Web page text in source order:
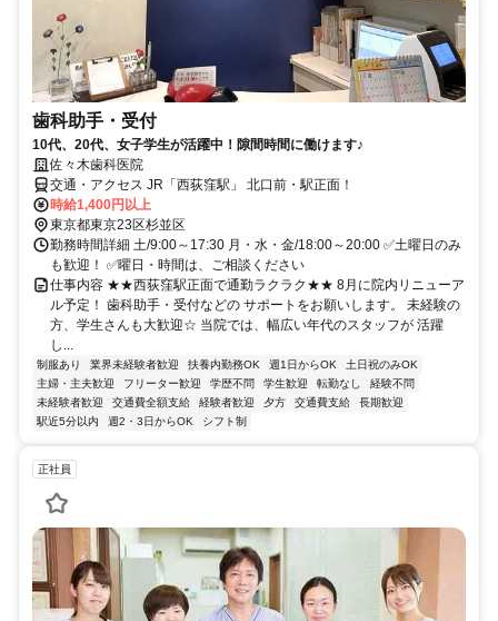
歯科助手・受付
10代、20代、女子学生が活躍中！隙間時間に働けます♪
佐々木歯科医院
交通・アクセス JR「西荻窪駅」 北口前・駅正面！
時給1,400円以上
東京都東京23区杉並区
勤務時間詳細 土/9:00～17:30 月・水・金/18:00～20:00 ✅土曜日のみ
も歓迎！ ✅曜日・時間は、ご相談ください
仕事内容 ★★西荻窪駅正面で通勤ラクラク★★ 8月に院内リニューア
ル予定！ 歯科助手・受付などの サポートをお願いします。 未経験の
方、学生さんも大歓迎☆ 当院では、幅広い年代のスタッフが 活躍
し...
制服あり 業界未経験者歓迎 扶養内勤務OK 週1日からOK
土日祝のみOK
主婦・主夫歓迎
フリーター歓迎 学歴不問 学生歓迎 転勤なし
経験不問
未経験者歓迎
交通費全額支給 経験者歓迎 夕方 交通費支給
長期歓迎
駅近5分以内
週2・3日からOK シフト制
正社員